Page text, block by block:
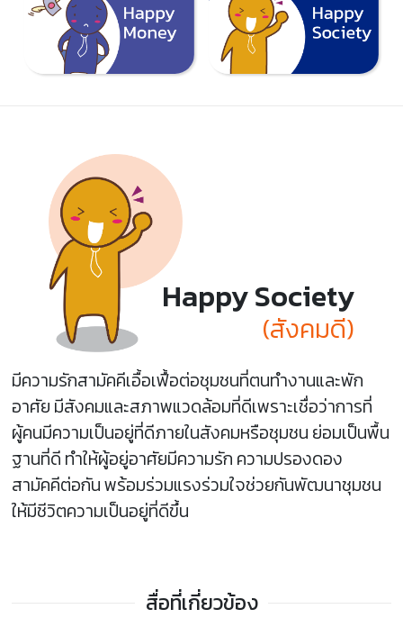
Happy Society
(สังคมดี)
มีความรักสามัคคีเอื้อเฟื้อต่อชุมชนที่ตนทำงานและพัก
อาศัย มีสังคมและสภาพแวดล้อมที่ดีเพราะเชื่อว่าการที่
ผู้คนมีความเป็นอยู่ที่ดีภายในสังคมหรือชุมชน ย่อมเป็นพื้น
ฐานที่ดี ทำให้ผู้อยู่อาศัยมีความรัก ความปรองดอง
สามัคคีต่อกัน พร้อมร่วมแรงร่วมใจช่วยกันพัฒนาชุมชน
ให้มีชีวิตความเป็นอยู่ที่ดีขึ้น
สื่อที่เกี่ยวข้อง